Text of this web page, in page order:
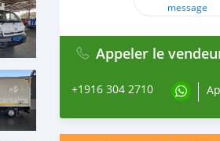
message
Appeler le
+1916 304 2710